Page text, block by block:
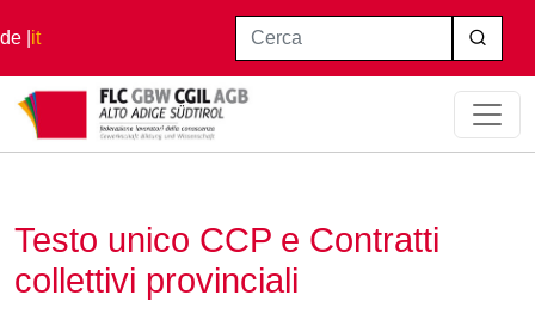
Salta al contenuto principale
de it Cerca
Home Testo Unico CCP e Contratti Collettivi Provinciali
Testo unico CCP e Contratti
collettivi provinciali